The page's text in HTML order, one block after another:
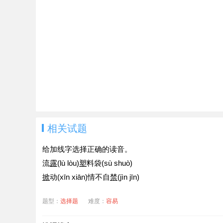
相关试题
给加线字选择正确的读音。
流露(lù lòu)塑料袋(sù shuò)
掀动(xīn xiān)情不自禁(jìn jīn)
题型： 选择题 难度： 容易